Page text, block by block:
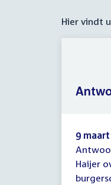
Hier vindt
vragen
9
Haijer